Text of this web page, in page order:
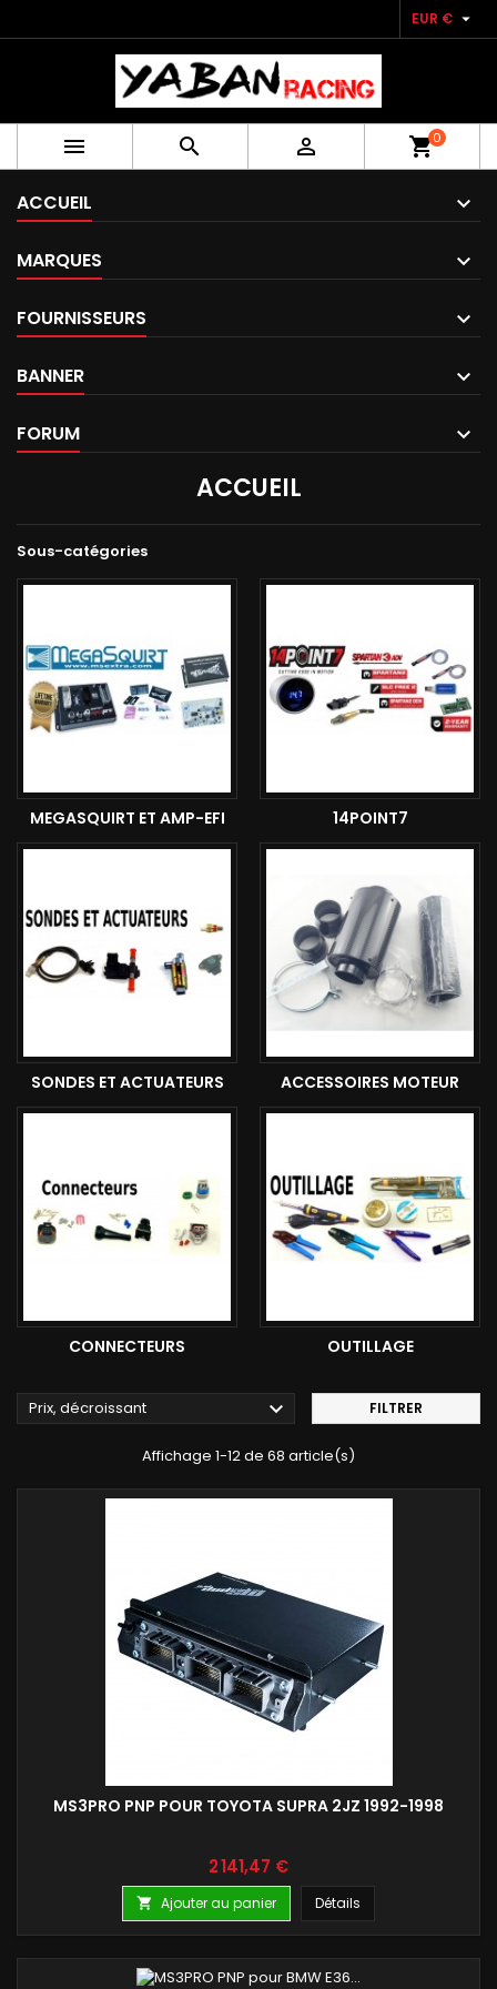
EUR € 
   shopping_cart0
ACCUEIL
MARQUES
FOURNISSEURS
BANNER
FORUM
ACCUEIL
Sous-catégories
MEGASQUIRT ET AMP-EFI 14POINT7
SONDES ET ACTUATEURS ACCESSOIRES MOTEUR
CONNECTEURS OUTILLAGE
Prix, décroissant  FILTRER
Affichage 1-12 de 68 article(s)
MS3PRO PNP POUR TOYOTA SUPRA 2JZ 1992-1998
Prix
2 141,47 €
 Ajouter au panier Détails